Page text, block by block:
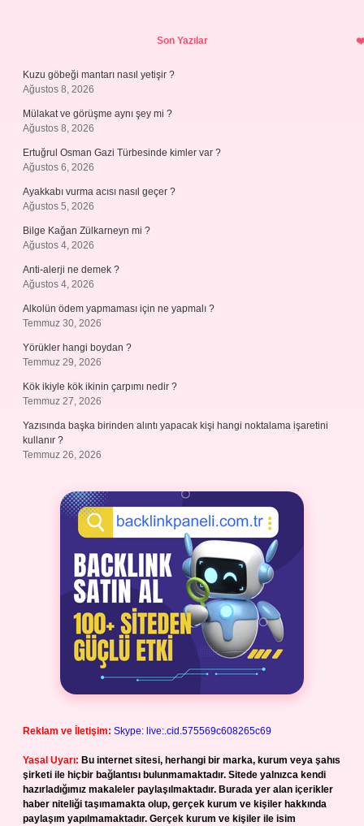
Son Yazılar
Kuzu göbeği mantarı nasıl yetişir ?
Ağustos 8, 2026
Mülakat ve görüşme aynı şey mi ?
Ağustos 8, 2026
Ertuğrul Osman Gazi Türbesinde kimler var ?
Ağustos 6, 2026
Ayakkabı vurma acısı nasıl geçer ?
Ağustos 5, 2026
Bilge Kağan Zülkarneyn mi ?
Ağustos 4, 2026
Anti-alerji ne demek ?
Ağustos 4, 2026
Alkolün ödem yapmaması için ne yapmalı ?
Temmuz 30, 2026
Yörükler hangi boydan ?
Temmuz 29, 2026
Kök ikiyle kök ikinin çarpımı nedir ?
Temmuz 27, 2026
Yazısında başka birinden alıntı yapacak kişi hangi noktalama işaretini
kullanır ?
Temmuz 26, 2026
Reklam ve İletişim: Skype: live:.cid.575569c608265c69
Yasal Uyarı: Bu internet sitesi, herhangi bir marka, kurum veya şahıs
şirketi ile hiçbir bağlantısı bulunmamaktadır. Sitede yalnızca kendi
hazırladığımız makaleler paylaşılmaktadır. Burada yer alan içerikler
haber niteliği taşımamakta olup, gerçek kurum ve kişiler hakkında
paylaşım yapılmamaktadır. Gerçek kurum ve kişiler ile isim